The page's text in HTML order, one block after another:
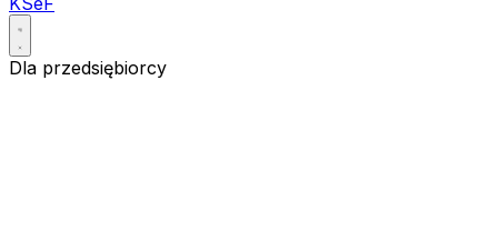
Dla przedsiębiorcy